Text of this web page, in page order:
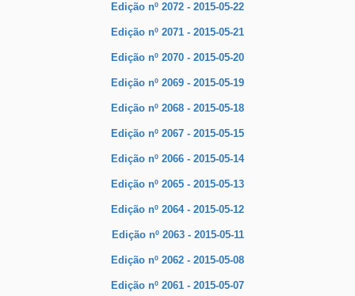
Edição nº 2072 - 2015-05-22
Edição nº 2071 - 2015-05-21
Edição nº 2070 - 2015-05-20
Edição nº 2069 - 2015-05-19
Edição nº 2068 - 2015-05-18
Edição nº 2067 - 2015-05-15
Edição nº 2066 - 2015-05-14
Edição nº 2065 - 2015-05-13
Edição nº 2064 - 2015-05-12
Edição nº 2063 - 2015-05-11
Edição nº 2062 - 2015-05-08
Edição nº 2061 - 2015-05-07